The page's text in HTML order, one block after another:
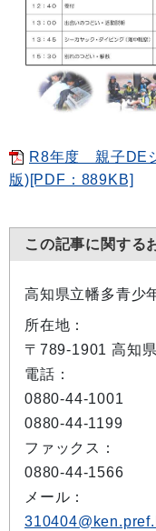
R8年度 親子DE
版)[PDF：889KB]
この記事に関する
高知県立幡多青少
所在地：
〒789-1901 高知
電話：
0880-44-1001
0880-44-1199
ファックス：
0880-44-1566
メール：